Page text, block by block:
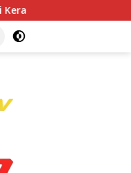
Siswa di 73